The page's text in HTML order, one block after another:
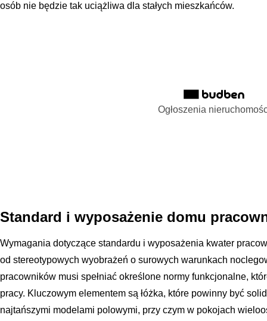
osób nie będzie tak uciążliwa dla stałych mieszkańców.
Ogłoszenia
Standard i wyposażenie domu
Wymagania dotyczące standardu i wyposażenia kwater
od stereotypowych wyobrażeń o surowych warunkach
pracowników musi spełniać określone normy funkcjonalne,
pracy. Kluczowym elementem są łóżka, które powinny być
najtańszymi modelami polowymi, przy czym w pokojach